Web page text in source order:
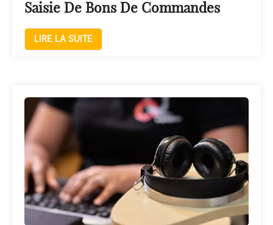
Saisie De Bons De Commandes
LIRE LA SUITE